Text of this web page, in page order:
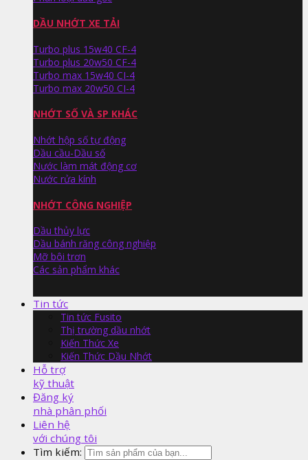
DẦU NHỚT XE TẢI
Turbo plus 15w40 CF-4
Turbo plus 20w50 CF-4
Turbo max 15w40 CI-4
Turbo max 20w50 CI-4
NHỚT SỐ VÀ SP KHÁC
Nhớt hộp số tự động
Dầu cầu-Dầu số
Nước làm mát động cơ
Nước rửa kính
NHỚT CÔNG NGHIỆP
Dầu thủy lực
Dầu bánh răng công nghiệp
Mỡ bôi trơn
Các sản phẩm khác
Tin tức
Tin tức Fusito
Thị trường dầu nhớt
Kiến Thức Xe
Kiến Thức Dầu Nhớt
Hỗ trợ
kỹ thuật
Đăng ký
nhà phân phối
Liên hệ
với chúng tôi
Tìm kiếm: